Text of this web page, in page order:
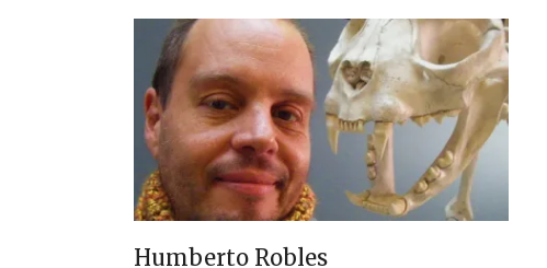
Humberto Robles